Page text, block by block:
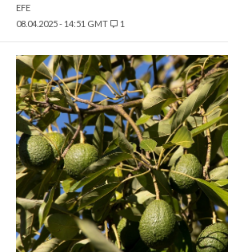
EFE
08.04.2025 - 14:51 GMT
1